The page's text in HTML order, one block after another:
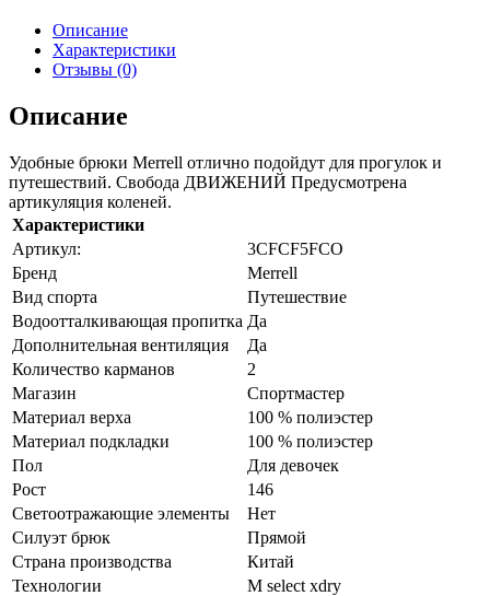
Описание
Характеристики
Отзывы (0)
Описание
Удобные брюки Merrell отлично подойдут для прогулок и
путешествий. Свобода ДВИЖЕНИЙ Предусмотрена
артикуляция коленей.
Характеристики
Артикул:
3CFCF5FCО
Бренд
Merrell
Вид спорта
Путешествие
Водоотталкивающая пропитка Да
Дополнительная вентиляция
Да
Количество карманов
2
Магазин
Спортмастер
Материал верха
100 % полиэстер
Материал подкладки
100 % полиэстер
Пол
Для девочек
Рост
146
Светоотражающие элементы
Нет
Силуэт брюк
Прямой
Страна производства
Китай
Технологии
M select xdry